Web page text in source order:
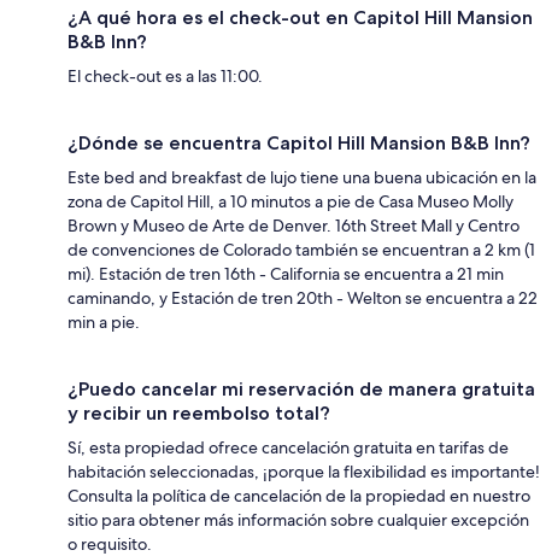
¿A qué hora es el check-out en Capitol Hill Mansion
B&B Inn?
El check-out es a las 11:00.
¿Dónde se encuentra Capitol Hill Mansion B&B Inn?
Este bed and breakfast de lujo tiene una buena ubicación en la
zona de Capitol Hill, a 10 minutos a pie de Casa Museo Molly
Brown y Museo de Arte de Denver. 16th Street Mall y Centro
de convenciones de Colorado también se encuentran a 2 km (1
mi). Estación de tren 16th - California se encuentra a 21 min
caminando, y Estación de tren 20th - Welton se encuentra a 22
min a pie.
¿Puedo cancelar mi reservación de manera gratuita
y recibir un reembolso total?
Sí, esta propiedad ofrece cancelación gratuita en tarifas de
habitación seleccionadas, ¡porque la flexibilidad es importante!
Consulta la política de cancelación de la propiedad en nuestro
sitio para obtener más información sobre cualquier excepción
o requisito.